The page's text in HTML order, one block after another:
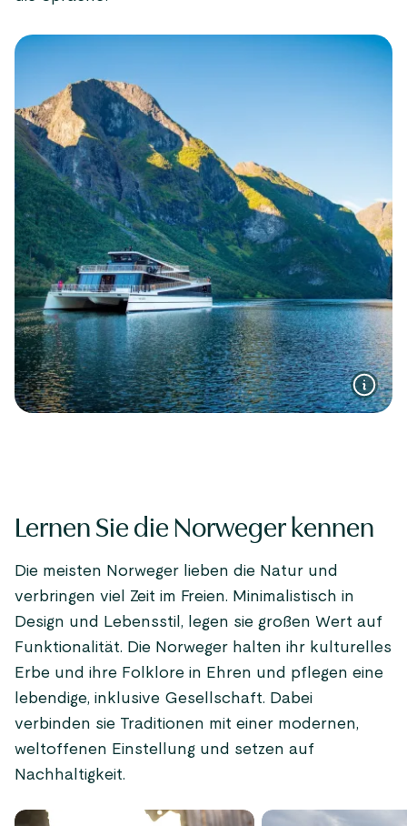
Lernen Sie die Norweger kennen
Die meisten Norweger lieben die Natur und
verbringen viel Zeit im Freien. Minimalistisch in
Design und Lebensstil, legen sie großen Wert auf
Funktionalität. Die Norweger halten ihr kulturelles
Erbe und ihre Folklore in Ehren und pflegen eine
lebendige, inklusive Gesellschaft. Dabei
verbinden sie Traditionen mit einer modernen,
weltoffenen Einstellung und setzen auf
Nachhaltigkeit.